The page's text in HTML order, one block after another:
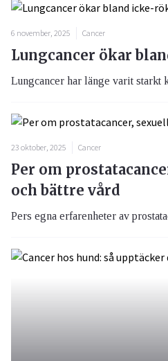
6 november, 2025 Cancer
Lungcancer ökar
Lungcancer har länge varit starkt
23 oktober, 2025 Cancer
Per om
och bättre vård
Pers egna erfarenheter av